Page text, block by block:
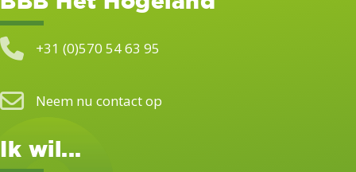
+31 (0)570 54 63 95
Neem nu contact op
Ik wil...